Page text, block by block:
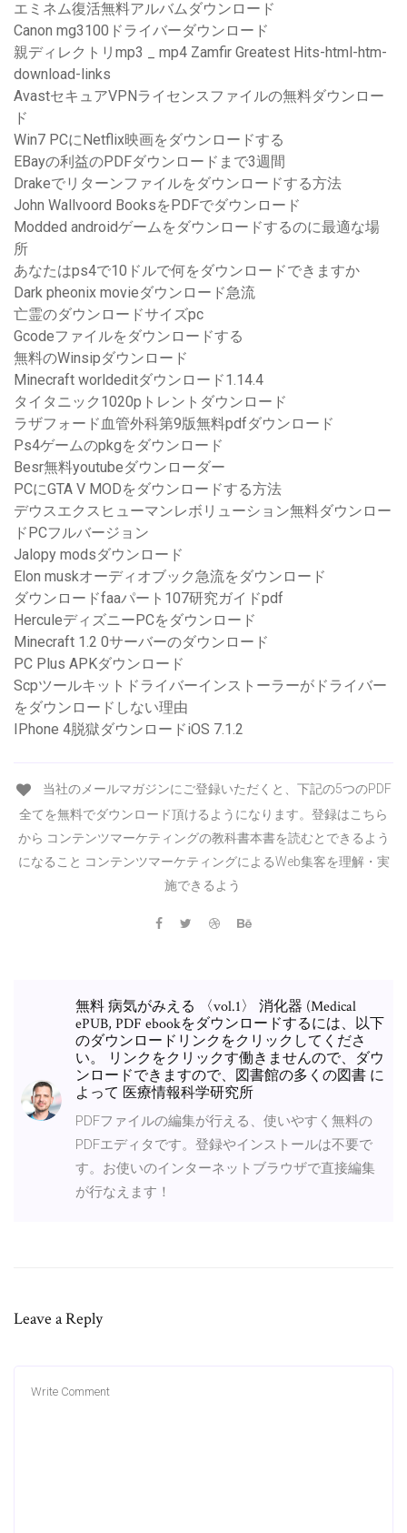
エミネム復活無料アルバムダウンロード
Canon mg3100ドライバーダウンロード
親ディレクトリmp3 _ mp4 Zamfir Greatest Hits-html-htm-
download-links
AvastセキュアVPNライセンスファイルの無料ダウンロー
ド
Win7 PCにNetflix映画をダウンロードする
EBayの利益のPDFダウンロードまで3週間
Drakeでリターンファイルをダウンロードする方法
John Wallvoord BooksをPDFでダウンロード
Modded androidゲームをダウンロードするのに最適な場
所
あなたはps4で10ドルで何をダウンロードできますか
Dark pheonix movieダウンロード急流
亡霊のダウンロードサイズpc
Gcodeファイルをダウンロードする
無料のWinsipダウンロード
Minecraft worldeditダウンロード1.14.4
タイタニック1020pトレントダウンロード
ラザフォード血管外科第9版無料pdfダウンロード
Ps4ゲームのpkgをダウンロード
Besr無料youtubeダウンローダー
PCにGTA V MODをダウンロードする方法
デウスエクスヒューマンレボリューション無料ダウンロー
ドPCフルバージョン
Jalopy modsダウンロード
Elon muskオーディオブック急流をダウンロード
ダウンロードfaaパート107研究ガイドpdf
HerculeディズニーPCをダウンロード
Minecraft 1.2 0サーバーのダウンロード
PC Plus APKダウンロード
Scpツールキットドライバーインストーラーがドライバー
をダウンロードしない理由
IPhone 4脱獄ダウンロードiOS 7.1.2
当社のメールマガジンにご登録いただくと、下記の5つのPDF
全てを無料でダウンロード頂けるようになります。登録はこちら
から コンテンツマーケティングの教科書本書を読むとできるよう
になること コンテンツマーケティングによるWeb集客を理解・実
施できるよう
無料 病気がみえる 〈vol.1〉 消化器 (Medical
ePUB, PDF ebookをダウンロードするには、以下
のダウンロードリンクをクリックしてくださ
い。 リンクをクリックす働きませんので、ダウ
ンロードできますので、図書館の多くの図書 に
よって 医療情報科学研究所
PDFファイルの編集が行える、使いやすく無料の
PDFエディタです。登録やインストールは不要で
す。お使いのインターネットブラウザで直接編集
が行なえます！
Leave a Reply